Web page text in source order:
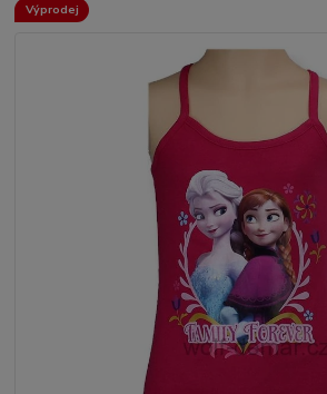
Výprodej